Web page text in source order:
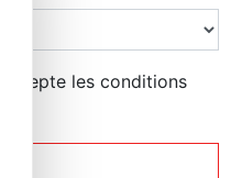
les conditions